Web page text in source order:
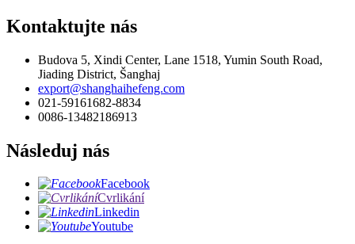
Kontaktujte nás
Budova 5, Xindi Center, Lane 1518, Yumin South Road,
Jiading District, Šanghaj
export@shanghaihefeng.com
021-59161682-8834
0086-13482186913
Následuj nás
Facebook
Cvrlikání
Linkedin
Youtube